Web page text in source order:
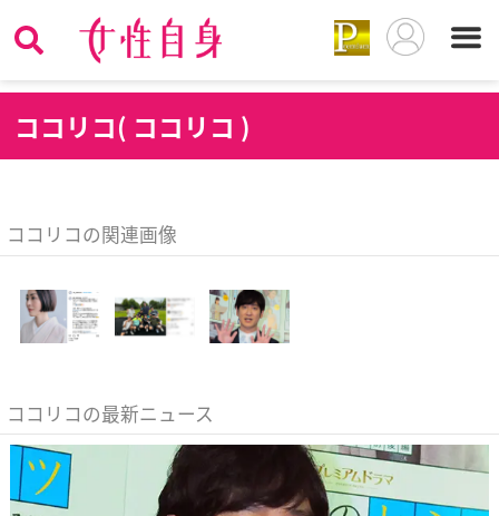
ココリコ( ココリコ )
ココリコの関連画像
ココリコの最新ニュース